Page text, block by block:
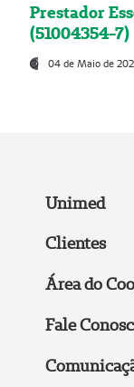
Prestador
(51004354-7)
04 de Maio de
Unimed
Clientes
Área do
Fale